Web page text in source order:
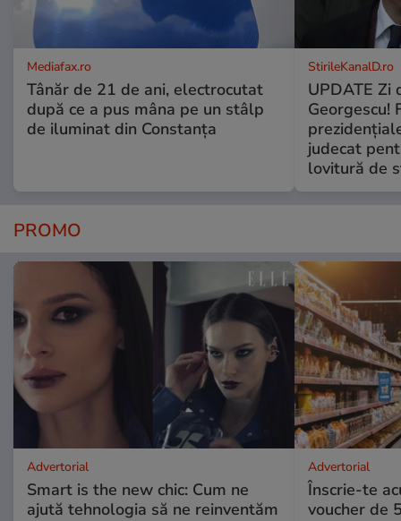
Mediafax.ro
Tânăr de 21 de ani, electrocutat
după ce a pus mâna pe un stâlp
de iluminat din Constanța
StirileKanalD.ro
UPDATE Zi
Georgescu!
judecat
lovitură de
PROMO
Advertorial
Smart is the new chic: Cum ne
ajută tehnologia să ne reinventăm
Advertorial
Înscrie-te
voucher de